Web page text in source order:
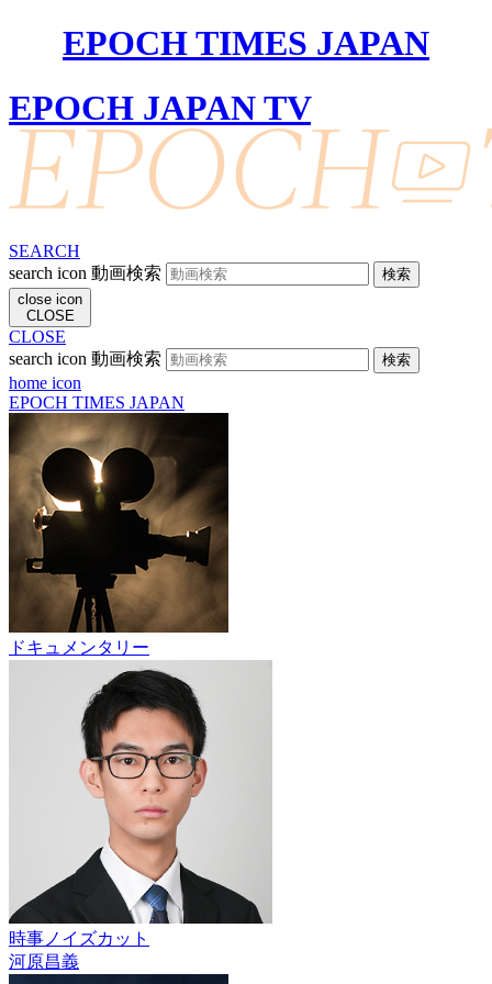
EPOCH TIMES JAPAN
EPOCH JAPAN TV
SEARCH
search icon 動画検索
close icon
CLOSE
CLOSE
search icon 動画検索
home icon
EPOCH TIMES JAPAN
ドキュメンタリー
時事ノイズカット
河原昌義